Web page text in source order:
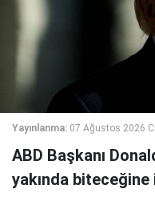
Yayınlanma: 07 Ağustos 2026
ABD Başkanı
yakında biteceğine